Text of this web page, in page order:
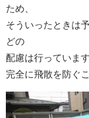
ため、
そういったときは
どの
配慮は行っていま
完全に飛散を防ぐ